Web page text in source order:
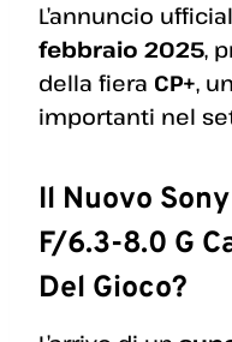
L’annuncio
febbraio 2025,
della fiera CP+,
importanti nel
Il Nuovo
F/6.3-8.0 G
Del Gioco?